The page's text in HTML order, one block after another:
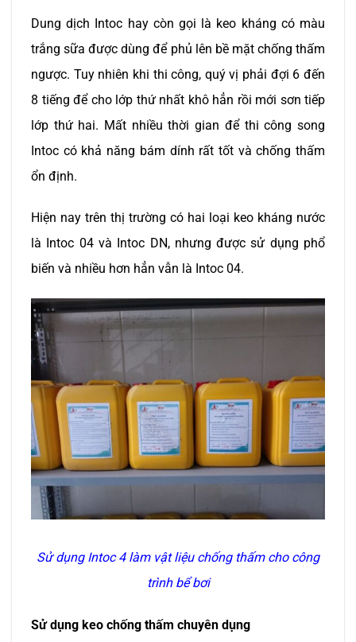
Dung dịch Intoc hay còn gọi là keo kháng có màu
trắng sữa được dùng để phủ lên bề mặt chống thấm
ngược. Tuy nhiên khi thi công, quý vị phải đợi 6 đến
8 tiếng để cho lớp thứ nhất khô hẳn rồi mới sơn tiếp
lớp thứ hai. Mất nhiều thời gian để thi công song
Intoc có khả năng bám dính rất tốt và chống thấm
ổn định.
Hiện nay trên thị trường có hai loại keo kháng nước
là Intoc 04 và Intoc DN, nhưng được sử dụng phổ
biến và nhiều hơn hẳn vẫn là Intoc 04.
Sử dụng Intoc 4 làm vật liệu chống thấm cho công
trình bể bơi
Sử dụng keo chống thấm chuyên dụng